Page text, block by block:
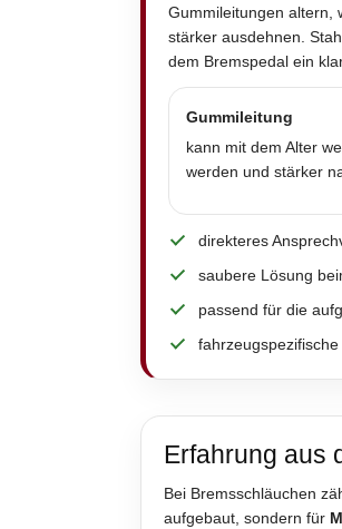
Gummileitungen altern,
stärker ausdehnen.
dem Bremspedal ein
Gummileitung
kann mit dem Alter
werden und stärker
direkteres
saubere Lösung
passend für die
Erfahrung aus
Bei Bremsschläuchen
aufgebaut, sondern für